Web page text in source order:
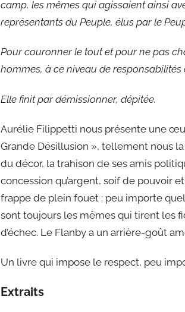
camp, les mêmes qui agissaient ainsi
représentants du Peuple, élus par le
Pour couronner le tout et pour ne pas
hommes, à ce niveau de responsabilités
Elle finit par démissionner, dépitée.
Aurélie Filippetti nous présente une
Grande Désillusion », tellement nous
du décor, la trahison de ses amis
concession qu’argent, soif de pouvoir
frappe de plein fouet : peu importe
sont toujours les mêmes qui tirent les
d’échec. Le Flanby a un arrière-goût
Un livre qui impose le respect, peu
Extraits